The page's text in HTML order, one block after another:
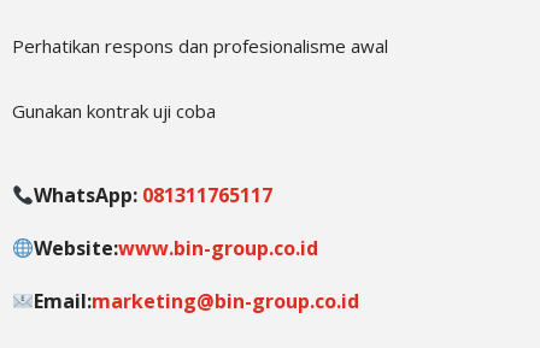
Perhatikan respons dan profesionalisme awal
Gunakan kontrak uji coba
WhatsApp: 081311765117
Website:www.bin-group.co.id
Email:marketing@bin-group.co.id